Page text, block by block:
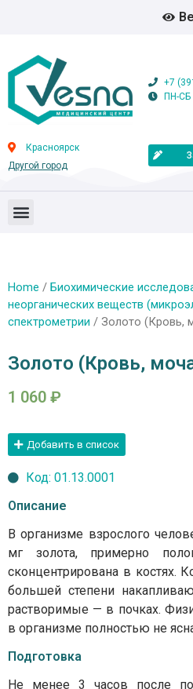
+7
ПН-СБ
Красноярск
Другой город
Home / Биохимические
неорганических веществ
спектрометрии / Золото (Кровь,
Золото (Кровь,
1 060 ₽
Добавить в список
Код: 01.13.0001
Описание
В организме взрослого
мг золота, примерно
сконцентрирована в костях.
большей степени
растворимые — в почках.
в организме полностью не
Подготовка
Не менее 3 часов после